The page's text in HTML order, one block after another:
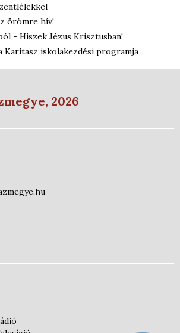
örömre hív!
- Hiszek Jézus Krisztusban!
Karitasz iskolakezdési programja
2026